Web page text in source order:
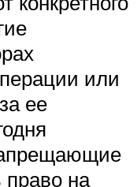
или
ее
на